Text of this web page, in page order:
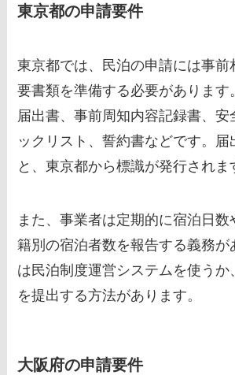
東京都の申請要件
東京都では、民泊の申請には事前
要書類を準備する必要があります
届出書、事前周知内容記録書、安
ックリスト、誓約書などです。届
と、東京都から標識が発行されま
また、事業者は定期的に宿泊日数
籍別の宿泊者数を報告する義務が
は民泊制度運営システムを使うか
を提出する方法があります。
大阪府の申請要件